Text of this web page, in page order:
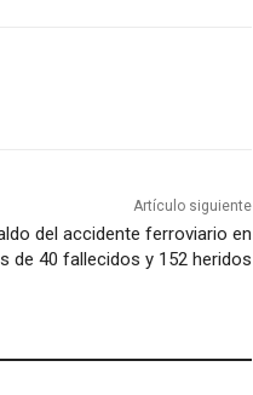
Artículo siguiente
del accidente ferroviario en
de 40 fallecidos y 152 heridos